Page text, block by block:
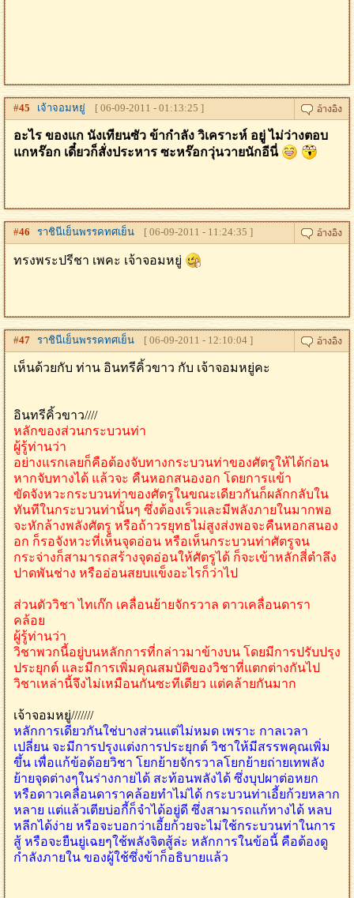
#45 เจ้าจอมหยู่ [ 06-09-2011 - 01:13:25 ]
อะไร ของแก นังเทียนซัว ข้ากำลัง วิเคราะห์ อยู่ ไม่ว่างตอบ
แกหร๊อก เดี๋ยวก็สั่งประหาร ซะหร๊อกวุ่นวายนักอีนี่
#46 ราชินีเย็นพรรคทศเย็น [ 06-09-2011 - 11:24:35 ]
ทรงพระปรีชา เพคะ เจ้าจอมหยู่
#47 ราชินีเย็นพรรคทศเย็น [ 06-09-2011 - 12:10:04 ]
เห็นด้วยกับ ท่าน อินทรีคิ้วขาว กับ เจ้าจอมหยู่คะ
อินทรีคิ้วขาว////
หลักของส่วนกระบวนท่า
ผู้รู้ท่านว่า
อย่างแรกเลยก็คือต้องจับทางกระบวนท่าของศัตรูให้ได้ก่อน
หากจับทางได้ แล้วจะ คืนหอกสนองอก โดยการแข้า
ขัดจังหวะกระบวนท่าของศัตรูในขณะเดียวกันก็ผลักกลับใน
ทันทีในกระบวนท่านั้นๆ ซึ่งต้องเร็วและมีพลังภายในมากพอ
จะหักล้างพลังศัตรู หรือถ้าวรยุทธไม่สูงส่งพอจะคืนหอกสนอง
อก ก็รอจังหวะที่เห็นจุดอ่อน หรือเห็นกระบวนท่าศัตรูจน
กระจ่างก็สามารถสร้างจุดอ่อนให้ศัตรูได้ ก็จะเข้าหลักสี่ตำลึง
ปาดพันช่าง หรืออ่อนสยบแข็งอะไรก็ว่าไป
ส่วนตัววิชา ไทเก๊ก เคลื่อนย้ายจักรวาล ดาวเคลื่อนดารา
คล้อย
ผู้รู้ท่านว่า
วิชาพวกนี้อยู่บนหลักการที่กล่าวมาข้างบน โดยมีการปรับปรุง
ประยุกต์ และมีการเพิ่มคุณสมบัติของวิชาที่แตกต่างกันไป
วิชาเหล่านี้จึงไม่เหมือนกันซะทีเดียว แต่คล้ายกันมาก
เจ้าจอมหยู่///////
หลักการเดียวกันใช่บางส่วนแต่ไม่หมด เพราะ กาลเวลา
เปลี่ยน จะมีการปรุงแต่งการประยุกต์ วิชาให้มีสรรพคุณเพิ่ม
ขึ้น เพื่อแก้ข้อด้อยวิชา โยกย้ายจักรวาลโยกย้ายถ่ายเทพลัง
ย้ายจุดต่างๆในร่างกายได้ สะท้อนพลังได้ ซึ่งบุปผาต่อหยก
หรือดาวเคลื่อนดาราคล้อยทำไม่ได้ กระบวนท่าเอี้ยก้วยหลาก
หลาย แต่แล้วเตียบ่อกี้ก็จำได้อยู่ดี ซึ่งสามารถแก้ทางได้ หลบ
หลีกได้ง่าย หรือจะบอกว่าเอี้ยก้วยจะไม่ใช้กระบวนท่าในการ
สู้ หรือจะยืนยู่เฉยๆใช้พลังจิตสู้ล่ะ หลักการในข้อนี้ คือต้องดู
กำลังภายใน ของผู้ใช้ซึ่งข้าก็อธิบายแล้ว